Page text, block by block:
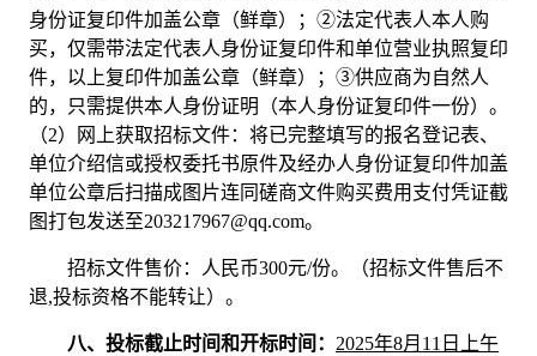
身份证复印件加盖公章（鲜章）；②法定代表人本人购
买，仅需带法定代表人身份证复印件和单位营业执照复印
件，以上复印件加盖公章（鲜章）；③供应商为自然人
的，只需提供本人身份证明（本人身份证复印件一份）。
（2）网上获取招标文件：将已完整填写的报名登记表、
单位介绍信或授权委托书原件及经办人身份证复印件加盖
单位公章后扫描成图片连同磋商文件购买费用支付凭证截
图打包发送至203217967@qq.com。
招标文件售价：人民币300元/份。（招标文件售后不
退,投标资格不能转让）。
八、投标截止时间和开标时间： 2025年8月 11 日上午